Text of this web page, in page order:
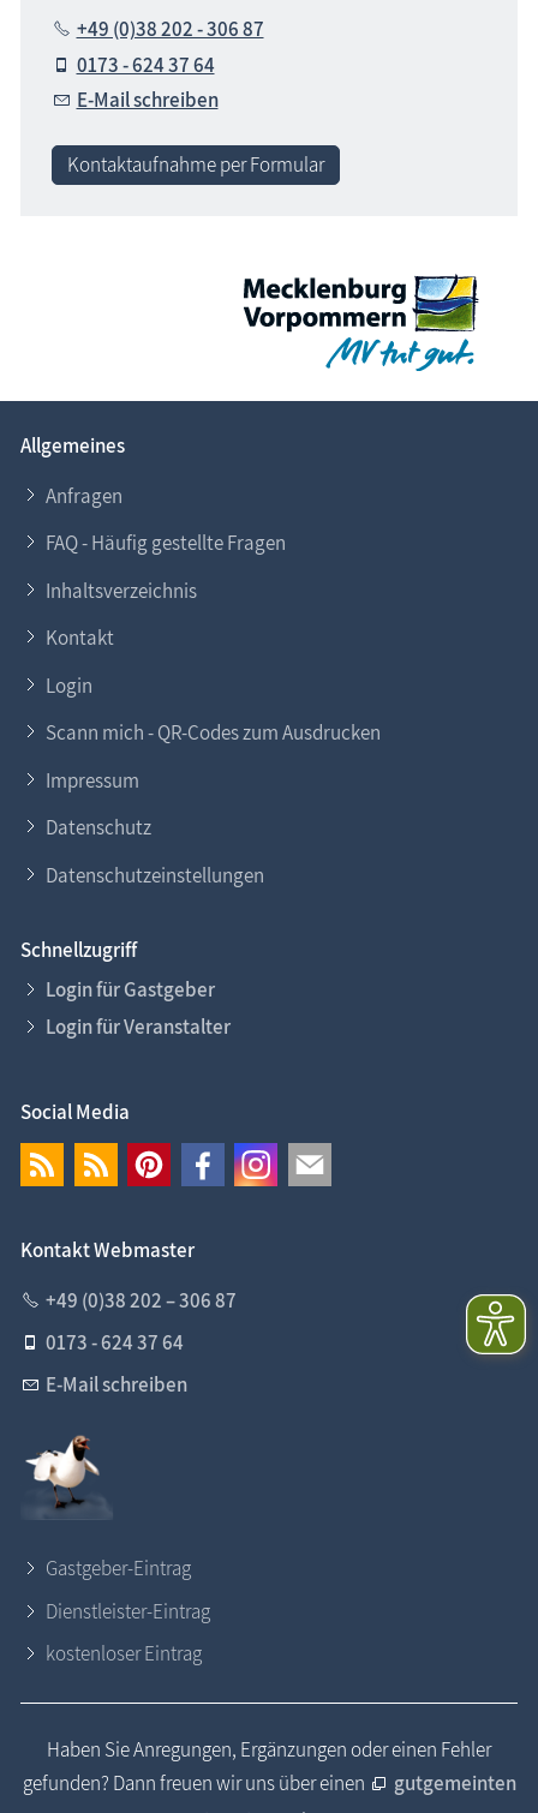
+49 (0)38 202 - 306 87
0173 - 624 37 64
E-Mail schreiben
Kontaktaufnahme per Formular
Allgemeines
Anfragen
FAQ - Häufig gestellte Fragen
Inhaltsverzeichnis
Kontakt
Login
Scann mich - QR-Codes zum Ausdrucken
Impressum
Datenschutz
Datenschutzeinstellungen
Schnellzugriff
Login für Gastgeber
Login für Veranstalter
Social Media
Kontakt Webmaster
+49 (0)38 202 – 306 87
0173 - 624 37 64
E-Mail schreiben
Gastgeber-Eintrag
Dienstleister-Eintrag
kostenloser Eintrag
Haben Sie Anregungen, Ergänzungen oder einen Fehler
gefunden? Dann freuen wir uns über einen
gutgemeinten